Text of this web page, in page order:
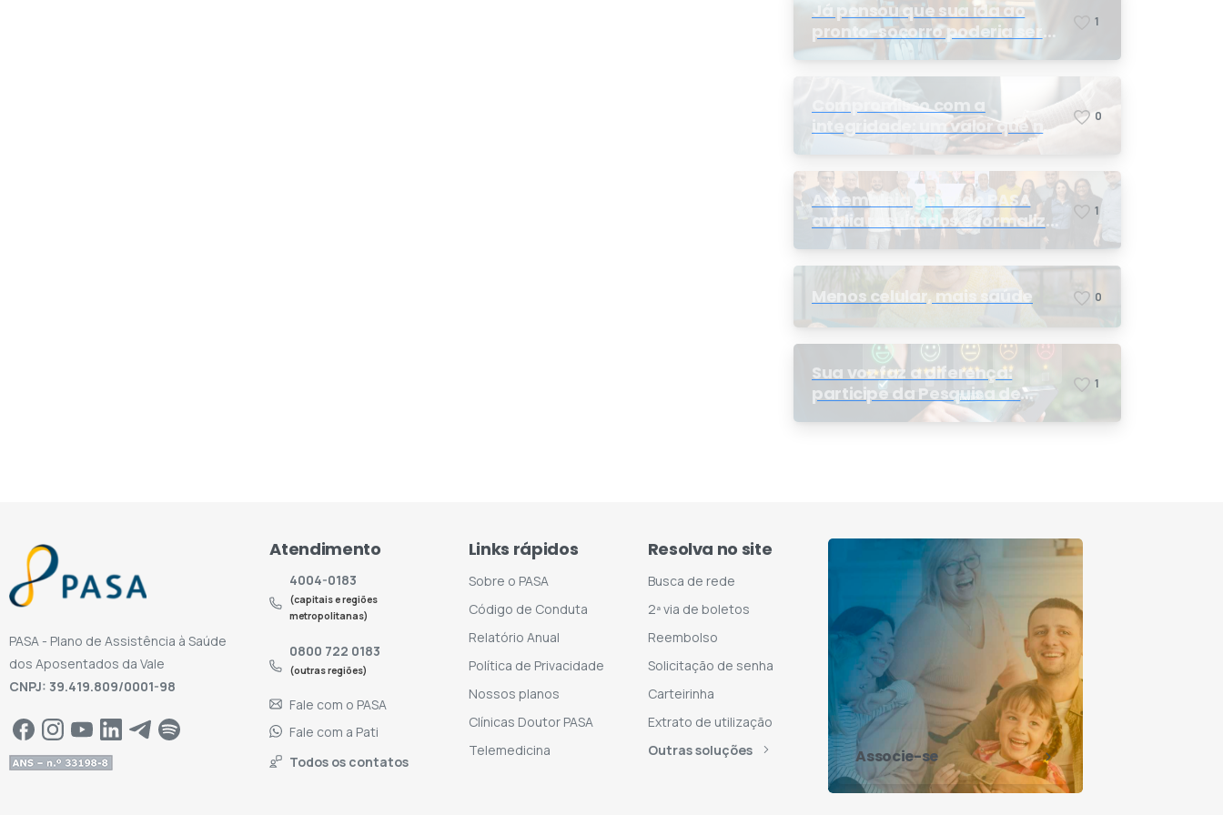
Já pensou que sua ida ao
pronto-socorro poderia ser
resolvida por telemedicina?
1
Compromisso com a
integridade: um valor que nos
0
Assembleia geral do PASA
avalia resultados e formaliza
a eleição da nova conselheira
1
Menos celular, mais saúde 0
Sua voz faz a diferença:
participe da Pesquisa de
Satisfação 2026
1
PASA - Plano de Assistência à Saúde
dos Aposentados da Vale
CNPJ: 39.419.809/0001-98
Atendimento
4004-0183
(capitais e regiões
metropolitanas)
0800 722 0183
(outras regiões)
Fale com o PASA
Fale com a Pati
Todos os contatos
Links rápidos
Sobre o PASA
Código de Conduta
Relatório Anual
Política de Privacidade
Nossos planos
Clínicas Doutor PASA
Telemedicina
Resolva no site
Busca de rede
2ª via de boletos
Reembolso
Solicitação de senha
Carteirinha
Extrato de utilização
Outras soluções
Associe-se